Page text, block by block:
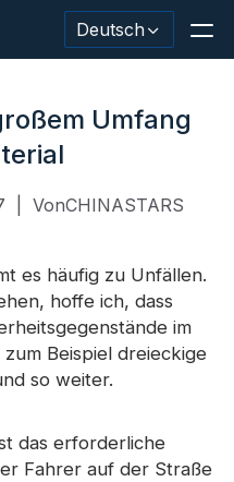
Deutsch
Umfang
VonCHINASTARS
es häufig zu Unfällen.
hoffe ich, dass
im
Beispiel dreieckige
so weiter.
das erforderliche
Fahrer auf der Straße